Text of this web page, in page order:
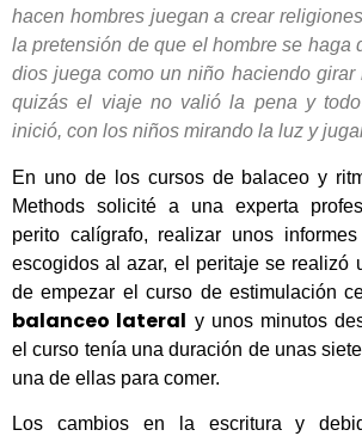
hacen hombres juegan a crear
la pretensión de que el hombre se haga
dios juega como un niño haciendo girar
quizás el viaje no valió la pena y
inició, con los niños mirando la luz y
En uno de los cursos de balaceo y
Methods solicité a una experta
perito calígrafo, realizar unos
escogidos al azar, el peritaje se realizó
de empezar el curso de estimulación
balanceo lateral y unos minutos
el curso tenía una duración de unas
una de ellas para comer.
Los cambios en la escritura y